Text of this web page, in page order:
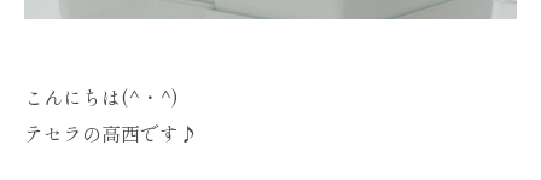
こんにちは(^・^)
テセラの高西です♪